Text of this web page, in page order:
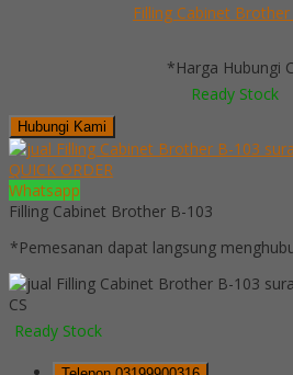
Filling Cabinet
*Harga Hubungi
Ready Stock
Hubungi Kami
QUICK ORDER
Whatsapp
Filling Cabinet Brother B-103
*Pemesanan dapat langsung
CS
Ready Stock